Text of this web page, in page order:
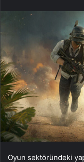
Oyun sektöründeki